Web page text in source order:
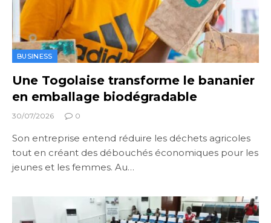
BUSINESS
Une Togolaise transforme le bananier
en emballage biodégradable
30/07/2026 0
Son entreprise entend réduire les déchets agricoles
tout en créant des débouchés économiques pour les
jeunes et les femmes. Au…